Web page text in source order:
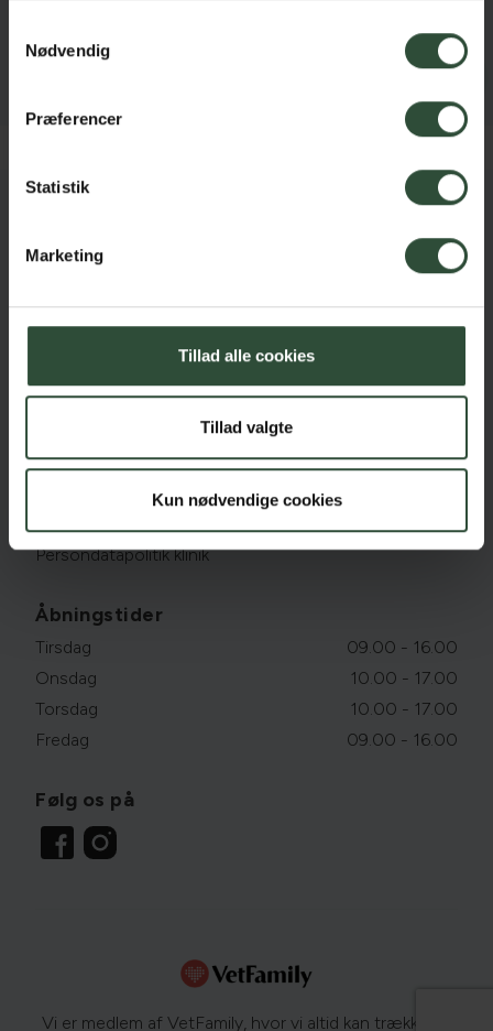
Nødvendig
Præferencer
Statistik
Marketing
Tillad alle cookies
Tillad valgte
Kun nødvendige cookies
Kjellerup Dyreklinik
86881270
Kontakt
Persondatapolitik klinik
Åbningstider
Tirsdag
09.00 - 16.00
Onsdag
10.00 - 17.00
Torsdag
10.00 - 17.00
Fredag
09.00 - 16.00
Følg os på
Vi er medlem af VetFamily, hvor vi altid kan trække på